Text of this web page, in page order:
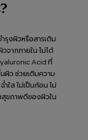
งผิวหรือสารเติม
จากภายใน ไม่ได้
Acid ที่
ผิว ช่วยเติมความ
ใส ไม่เป็นก้อน ไม่
สุขภาพดีของผิวใน